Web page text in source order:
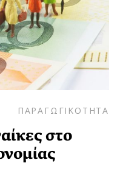
ΠΑΡΑΓΩΓΙΚΟΤΗΤΑ
στο